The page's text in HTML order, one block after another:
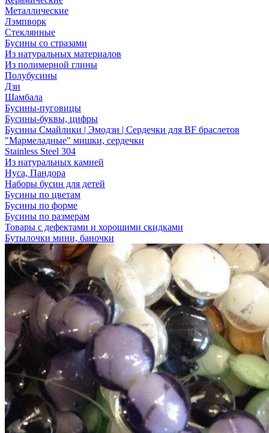
Металлические
Лэмпворк
Стеклянные
Бусины со стразами
Из натуральных материалов
Из полимерной глины
Полубусины
Дзи
Шамбала
Бусины-пуговицы
Бусины-буквы, цифры
Бусины Смайлики | Эмодзи | Сердечки для BF браслетов
"Мармеладные" мишки, сердечки
Stainless Steel 304
Из натуральных камней
Нуса, Пандора
Наборы бусин для детей
Бусины по цветам
Бусины по форме
Бусины по размерам
Товары с дефектами и хорошими скидками
Бутылочки мини, баночки